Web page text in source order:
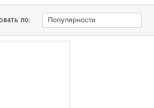
по: Популярности